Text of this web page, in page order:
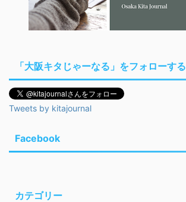
「大阪キタじゃーなる」をフォローする
Tweets by kitajournal
Facebook
カテゴリー